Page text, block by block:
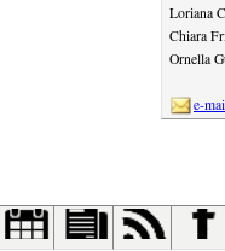
Loriana
Chiara
Ornella
e-